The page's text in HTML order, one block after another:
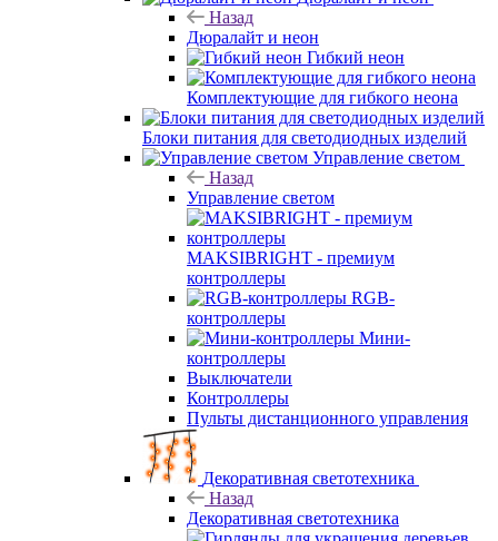
Назад
Дюралайт и неон
Гибкий неон
Комплектующие для гибкого неона
Блоки питания для светодиодных изделий
Управление светом
Назад
Управление светом
MAKSIBRIGHT - премиум
контроллеры
RGB-
контроллеры
Мини-
контроллеры
Выключатели
Контроллеры
Пульты дистанционного управления
Декоративная светотехника
Назад
Декоративная светотехника